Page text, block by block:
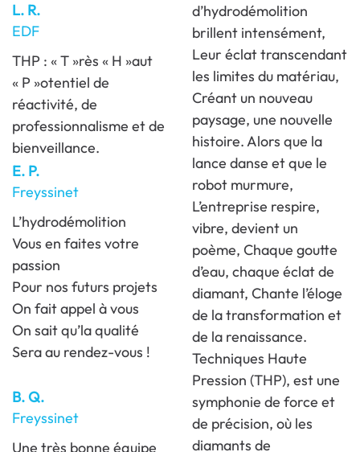
d’hydrodémolition
brillent intensément,
Leur éclat transcendant
les limites du matériau,
Créant un nouveau
paysage, une nouvelle
histoire. Alors que la
lance danse et que le
robot murmure,
L’entreprise respire,
vibre, devient un
poème, Chaque goutte
d’eau, chaque éclat de
diamant, Chante l’éloge
de la transformation et
de la renaissance.
Techniques Haute
Pression (THP), est une
symphonie de force et
de précision, où les
diamants de
L. R.
EDF
THP : « T »rès « H »aut
« P »otentiel de
réactivité, de
professionnalisme et de
bienveillance.
E. P.
Freyssinet
L’hydrodémolition
Vous en faites votre
passion
Pour nos futurs projets
On fait appel à vous
On sait qu’la qualité
Sera au rendez-vous !
B. Q.
Freyssinet
Une très bonne équipe